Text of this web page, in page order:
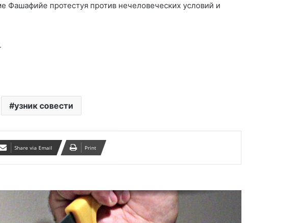
Фашафийе протестуя против нечеловеческих условий и
узник совести
Share via Email Print
отравились
Иран всколыхнуло мощное
землетрясение
результате мощного
землетрясения в Иране